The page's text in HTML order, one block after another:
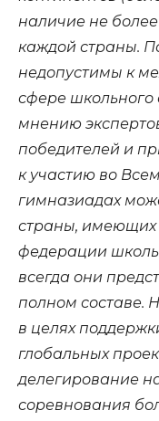
наличие не
каждой страны.
недопустимы к
сфере школьного
мнению
победителей и
к участию во
гимназиадах
страны, имеющих
федерации
всегда они
полном составе.
в целях
глобальных
делегирование
соревнования